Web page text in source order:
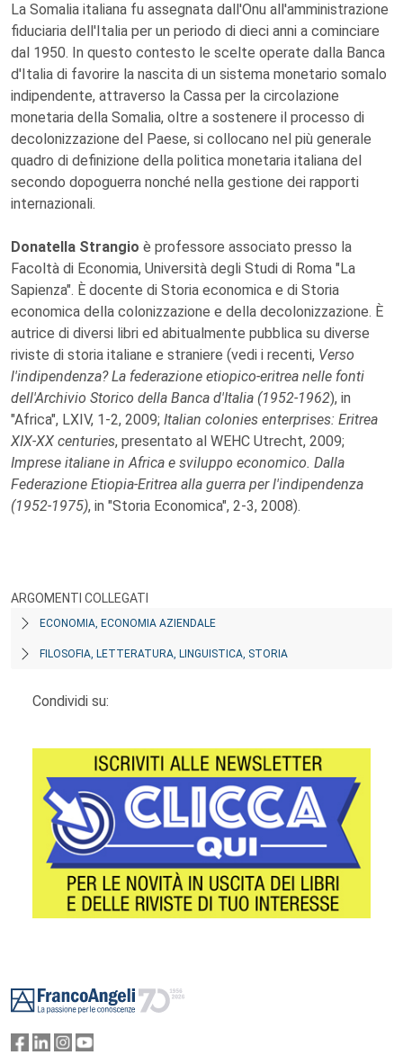
La Somalia italiana fu assegnata dall'Onu all'amministrazione
fiduciaria dell'Italia per un periodo di dieci anni a cominciare
dal 1950. In questo contesto le scelte operate dalla Banca
d'Italia di favorire la nascita di un sistema monetario somalo
indipendente, attraverso la Cassa per la circolazione
monetaria della Somalia, oltre a sostenere il processo di
decolonizzazione del Paese, si collocano nel più generale
quadro di definizione della politica monetaria italiana del
secondo dopoguerra nonché nella gestione dei rapporti
internazionali.
Donatella Strangio è professore associato presso la
Facoltà di Economia, Università degli Studi di Roma "La
Sapienza". È docente di Storia economica e di Storia
economica della colonizzazione e della decolonizzazione. È
autrice di diversi libri ed abitualmente pubblica su diverse
riviste di storia italiane e straniere (vedi i recenti, Verso
l'indipendenza? La federazione etiopico-eritrea nelle fonti
dell'Archivio Storico della Banca d'Italia (1952-1962), in
"Africa", LXIV, 1-2, 2009; Italian colonies enterprises: Eritrea
XIX-XX centuries, presentato al WEHC Utrecht, 2009;
Imprese italiane in Africa e sviluppo economico. Dalla
Federazione Etiopia-Eritrea alla guerra per l'indipendenza
(1952-1975), in "Storia Economica", 2-3, 2008).
ARGOMENTI COLLEGATI
ECONOMIA, ECONOMIA AZIENDALE
FILOSOFIA, LETTERATURA, LINGUISTICA, STORIA
Condividi su: